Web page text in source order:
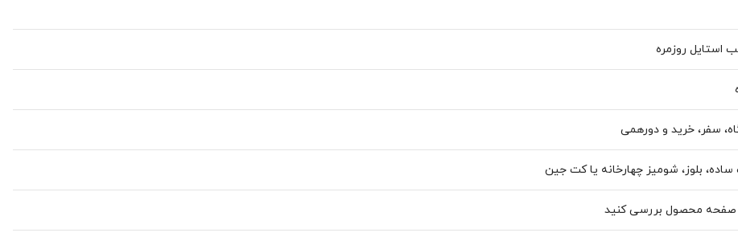
استایل روزمره
سفر، خرید و دورهمی
بلوز، شومیز چهارخانه یا کت جین
صفحه محصول بررسی کنید